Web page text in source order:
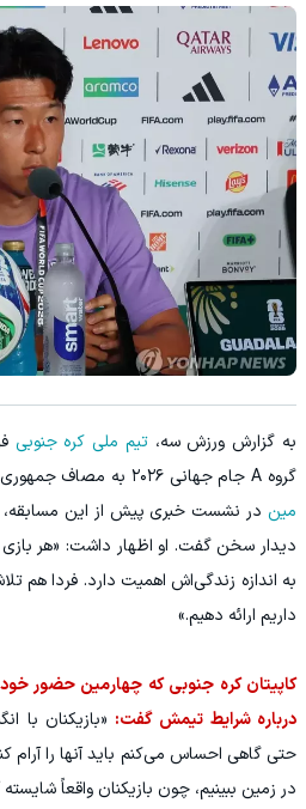
به گزارش ورزش سه،تیم ملی کره جنوبی
گروه A جام جهانی ۲۰۲۶ به مصاف جمهوری چک خواهد رفت و
مین در نشست خبری پیش از این مسابقه،
دیدار سخن گفت. او اظهار داشت: «هر
به اندازه زندگی‌اش اهمیت دارد. فردا هم
داریم ارائه دهیم.»
کاپیتان کره جنوبی که چهارمین حضور
درباره شرایط تیمش گفت: «بازیکنان با
حتی گاهی احساس می‌کنم باید آنها را آرام
در زمین ببینیم، چون بازیکنان واقعاً